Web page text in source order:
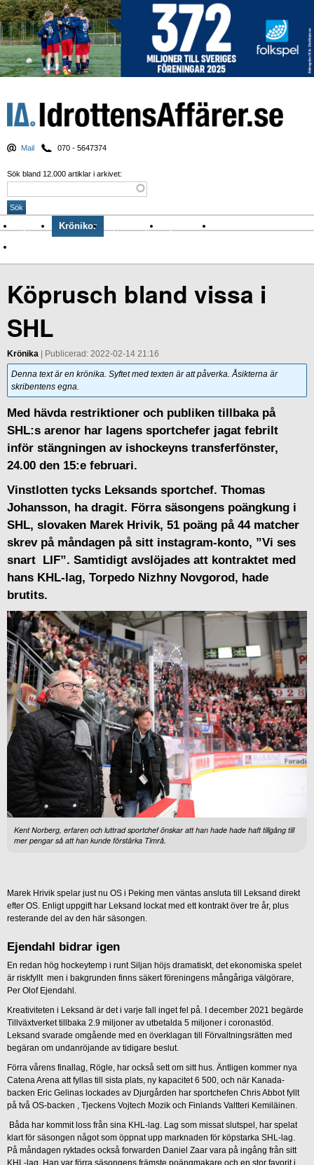
Mail 070 - 5647374
Sök bland 12.000 artiklar i arkivet:
Nyheter Krönikor Sport & spel Nyhetsbrev
Köprusch bland vissa i
SHL
Krönika | Publicerad: 2022-02-14 21:16
Denna text är en krönika. Syftet med texten är att påverka. Åsikterna är
skribentens egna.
Med hävda restriktioner och publiken tillbaka på
SHL:s arenor har lagens sportchefer jagat febrilt
inför stängningen av ishockeyns transferfönster,
24.00 den 15:e februari.
Vinstlotten tycks Leksands sportchef. Thomas
Johansson, ha dragit. Förra säsongens poängkung i
SHL, slovaken Marek Hrivik, 51 poäng på 44 matcher
skrev på måndagen på sitt instagram-konto, ”Vi ses
snart LIF”. Samtidigt avslöjades att kontraktet med
hans KHL-lag, Torpedo Nizhny Novgorod, hade
brutits.
Kent Norberg, erfaren och luttrad sportchef önskar att han hade hade haft tillgång till
mer pengar så att han kunde förstärka Timrå.
Marek Hrivik spelar just nu OS i Peking men väntas ansluta till Leksand direkt
efter OS. Enligt uppgift har Leksand lockat med ett kontrakt över tre år, plus
resterande del av den här säsongen.
Ejendahl bidrar igen
En redan hög hockeytemp i runt Siljan höjs dramatiskt, det ekonomiska spelet
är riskfyllt men i bakgrunden finns säkert föreningens mångåriga välgörare,
Per Olof Ejendahl.
Kreativiteten i Leksand är det i varje fall inget fel på. I december 2021 begärde
Tillväxtverket tillbaka 2.9 miljoner av utbetalda 5 miljoner i coronastöd.
Leksand svarade omgående med en överklagan till Förvaltningsrätten med
begäran om undanröjande av tidigare beslut.
Förra vårens finallag, Rögle, har också sett om sitt hus. Äntligen kommer nya
Catena Arena att fyllas till sista plats, ny kapacitet 6 500, och när Kanada-
backen Eric Gelinas lockades av Djurgården har sportchefen Chris Abbot fyllt
på två OS-backen , Tjeckens Vojtech Mozik och Finlands Valtteri Kemiläinen.
Båda har kommit loss från sina KHL-lag. Lag som missat slutspel, har spelat
klart för säsongen något som öppnat upp marknaden för köpstarka SHL-lag.
På måndagen ryktades också forwarden Daniel Zaar vara på ingång från sitt
KHL-lag. Han var förra säsongens främste poängmakare och en stor favorit i